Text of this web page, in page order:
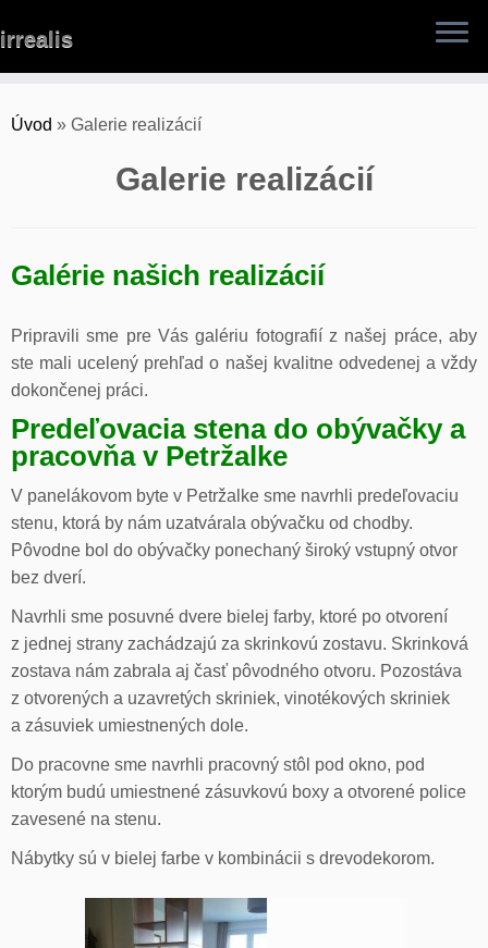
to
irrealis
Úvod » Galerie realizácií
Galerie realizácií
Galérie našich realizácií
Pripravili sme pre Vás galériu fotografií z našej práce, aby
ste mali ucelený prehľad o našej kvalitne odvedenej a vždy
dokončenej práci.
Predeľovacia stena do obývačky a
pracovňa v Petržalke
V panelákovom byte v Petržalke sme navrhli predeľovaciu
stenu, ktorá by nám uzatvárala obývačku od chodby.
Pôvodne bol do obývačky ponechaný široký vstupný otvor
bez dverí.
Navrhli sme posuvné dvere bielej farby, ktoré po otvorení
z jednej strany zachádzajú za skrinkovú zostavu. Skrinková
zostava nám zabrala aj časť pôvodného otvoru. Pozostáva
z otvorených a uzavretých skriniek, vinotékových skriniek
a zásuviek umiestnených dole.
Do pracovne sme navrhli pracovný stôl pod okno, pod
ktorým budú umiestnené zásuvkovú boxy a otvorené police
zavesené na stenu.
Nábytky sú v bielej farbe v kombinácii s drevodekorom.